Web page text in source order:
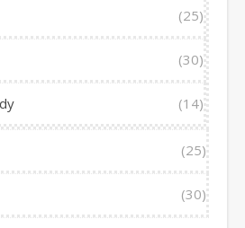
(25)
(30)
(14)
(25)
(30)